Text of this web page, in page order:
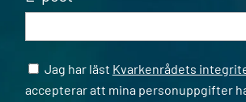
Samtycke *
Jag har läst Kvarkenrådets
accepterar att mina personuppgifter